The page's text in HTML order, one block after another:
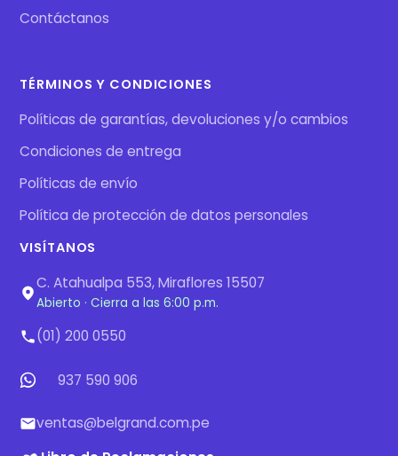
Contáctanos
TÉRMINOS Y CONDICIONES
Políticas de garantías, devoluciones y/o cambios
Condiciones de entrega
Políticas de envío
Política de protección de datos personales
VISÍTANOS
C. Atahualpa 553, Miraflores 15507
Abierto · Cierra a las 6:00 p.m.
(01) 200 0550
937 590 906
ventas@belgrand.com.pe